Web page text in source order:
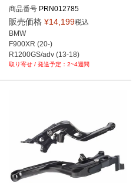
PRN014553-24
PRN014553-25
PRN014553-26
PRN014553-27
PRN014553-28
PRN014553-29
商品番号 PRN012785
PRN012785-01
PRN012785-02
PRN012785-03
PRN012785-04
PRN012785-05
PRN012785-07
PRN012785-11
PRN012785-12
PRN012785-13
PRN012785-15
PRN012785-16
販売価格 ¥14,199税込
BMW
F900XR (20-)
R1200GS/adv (13-18)
R1250GS/adv (19-23)
2~4週間